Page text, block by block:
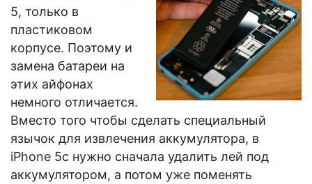
5, только в
пластиковом
корпусе. Поэтому и
замена батареи на
этих айфонах
немного отличается.
Вместо того чтобы сделать специальный
язычок для извлечения аккумулятора, в
iPhone 5c нужно сначала удалить лей под
аккумулятором, а потом уже поменять